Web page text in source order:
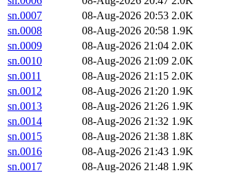
sn.0007
08-Aug-2026 20:53 2.0K
sn.0008
08-Aug-2026 20:58 1.9K
sn.0009
08-Aug-2026 21:04 2.0K
sn.0010
08-Aug-2026 21:09 2.0K
sn.0011
08-Aug-2026 21:15 2.0K
sn.0012
08-Aug-2026 21:20 1.9K
sn.0013
08-Aug-2026 21:26 1.9K
sn.0014
08-Aug-2026 21:32 1.9K
sn.0015
08-Aug-2026 21:38 1.8K
sn.0016
08-Aug-2026 21:43 1.9K
sn.0017
08-Aug-2026 21:48 1.9K